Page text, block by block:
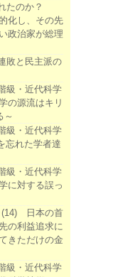
たのか？
化し、その先
政治家が総理
敗と民主派の
級・近代科学
の源流はキリ
～
級・近代科学
れた学者達
級・近代科学
に対する誤っ
(14) 日本の首
の利益追求に
きただけの金
級・近代科学